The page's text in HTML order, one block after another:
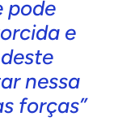
pode
e
nessa
forças”